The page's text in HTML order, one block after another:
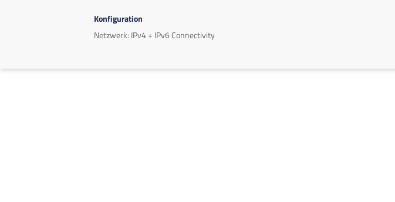
Konfiguration
Netzwerk: IPv4 + IPv6 Connectivity